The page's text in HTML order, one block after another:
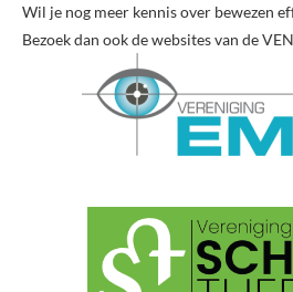
Wil je nog meer kennis over bewezen
Bezoek dan ook de websites van de